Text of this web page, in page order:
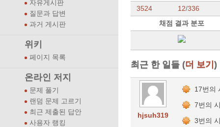
자유게시판
질문과 답변
과거 게시판
위키
페이지 목록
온라인 저지
문제 풀기
랜덤 문제 고르기
최근 제출된 답안
사용자 랭킹
3524
12/336
채점 결과 분포
최근 한 일들 (더 보기)
hjsuh319
17번의
7번의
3번의